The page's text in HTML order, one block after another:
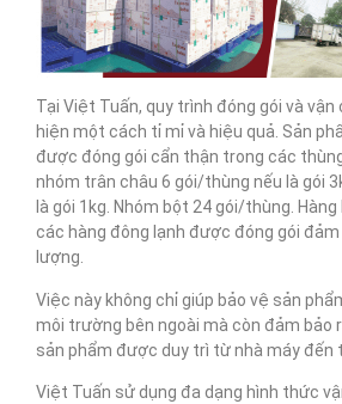
Tại Việt Tuấn, quy trình đóng gói và
hiện một cách tỉ mỉ và hiệu quả. Sản
được đóng gói cẩn thận trong các
nhóm trân châu 6 gói/thùng nếu là gói
là gói 1kg. Nhóm bột 24 gói/thùng.
các hàng đông lạnh được đóng gói
lượng.
Việc này không chỉ giúp bảo vệ sản
môi trường bên ngoài mà còn đảm bảo
sản phẩm được duy trì từ nhà máy đến
Việt Tuấn sử dụng đa dạng hình thức